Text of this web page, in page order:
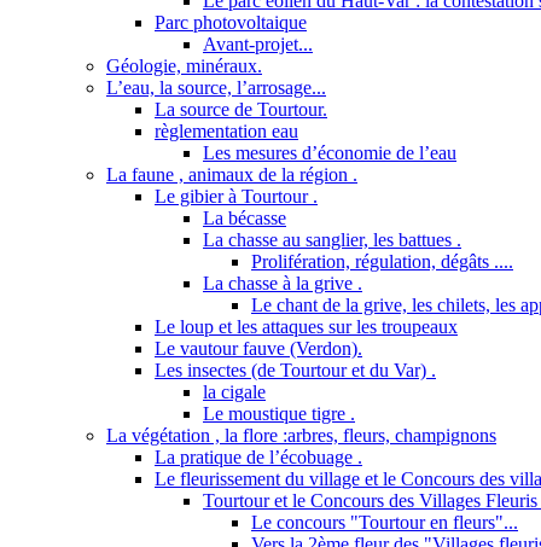
Parc photovoltaique
Avant-projet...
Géologie, minéraux.
L’eau, la source, l’arrosage...
La source de Tourtour.
règlementation eau
Les mesures d’économie de l’eau
La faune , animaux de la région .
Le gibier à Tourtour .
La bécasse
La chasse au sanglier, les battues .
Prolifération, régulation, dégâts ....
La chasse à la grive .
Le chant de la grive, les chilets, les
Le loup et les attaques sur les troupeaux
Le vautour fauve (Verdon).
Les insectes (de Tourtour et du Var) .
la cigale
Le moustique tigre .
La végétation , la flore :arbres, fleurs, champignons
La pratique de l’écobuage .
Le fleurissement du village et le Concours des
Tourtour et le Concours des Villages Fleuris
Le concours "Tourtour en fleurs"...